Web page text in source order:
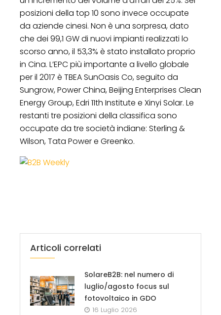
posizioni della top 10 sono invece occupate
da aziende cinesi. Non è una sorpresa, dato
che dei 99,1 GW di nuovi impianti realizzati lo
scorso anno, il 53,3% è stato installato proprio
in Cina. L’EPC più importante a livello globale
per il 2017 è TBEA SunOasis Co, seguito da
Sungrow, Power China, Beijing Enterprises Clean
Energy Group, Edri 11th Institute e Xinyi Solar. Le
restanti tre posizioni della classifica sono
occupate da tre società indiane: Sterling &
Wilson, Tata Power e Greenko.
Articoli correlati
SolareB2B: nel numero di
luglio/agosto focus sul
fotovoltaico in GDO
16 Luglio 2026